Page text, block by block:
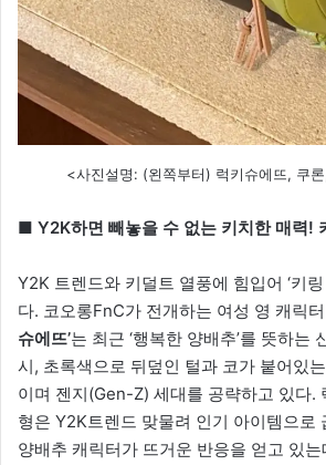
<사진설명: (왼쪽부터) 럭키슈에뜨, 쿠
■ Y2K하면 빼놓을 수 없는 키치한 매력!
Y2K 트렌드와 키덜트 열풍에 힘입어 ‘키
다. 코오롱FnC가 전개하는 여성 영 캐릭
슈에뜨’는 최근 ‘행복한 양배추’를 뜻하는
시, 초록색으로 뒤덮인 털과 코가 붙어있
이며 젠지(Gen-Z) 세대를 공략하고 있다.
형은 Y2K트렌드 맞물려 인기 아이템으로
양배추 캐릭터가 뜨거운 반응을 얻고 있